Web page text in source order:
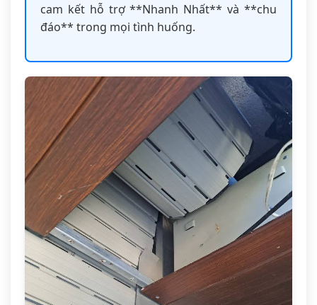
cam kết hỗ trợ **Nhanh Nhất** và **chu
đáo** trong mọi tình huống.